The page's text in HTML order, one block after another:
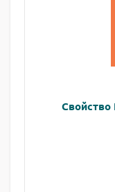
Свойство